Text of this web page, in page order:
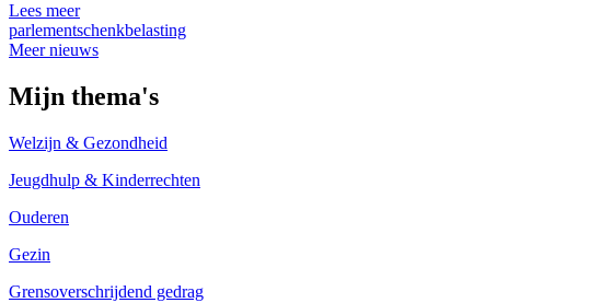
Lees meer
parlementschenkbelasting
Meer nieuws
Mijn thema's
Welzijn & Gezondheid
Jeugdhulp & Kinderrechten
Ouderen
Gezin
Grensoverschrijdend gedrag